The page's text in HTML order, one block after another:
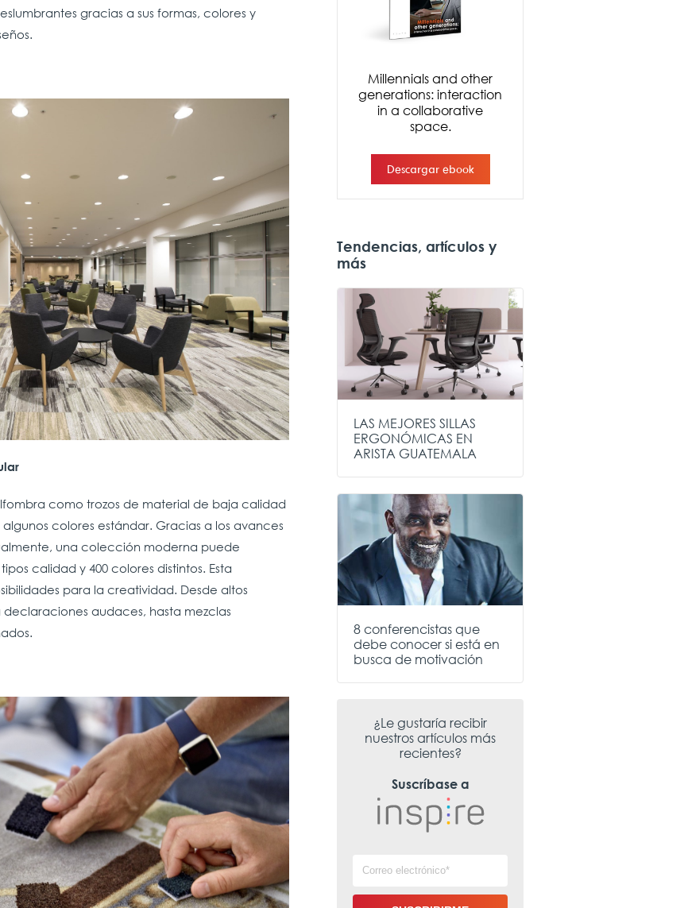
gracias a sus formas, colores y
como trozos de material de baja calidad
colores estándar. Gracias a los avances
una colección moderna puede
calidad y 400 colores distintos. Esta
para la creatividad. Desde altos
audaces, hasta mezclas
Tendencias, artículos y
más
LAS MEJORES SILLAS
ERGONÓMICAS EN
ARISTA GUATEMALA
8 conferencistas que
debe conocer si está en
busca de motivación
¿Le gustaría recibir
nuestros artículos más
recientes?
Suscríbase a